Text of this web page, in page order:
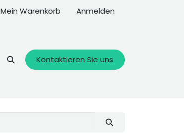
Mein Warenkorb Anmelden
Kontaktieren Sie uns